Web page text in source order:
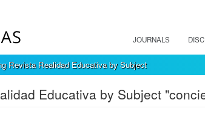
JOURNALS
Revista Realidad Educativa by Subject
Educativa by Subject